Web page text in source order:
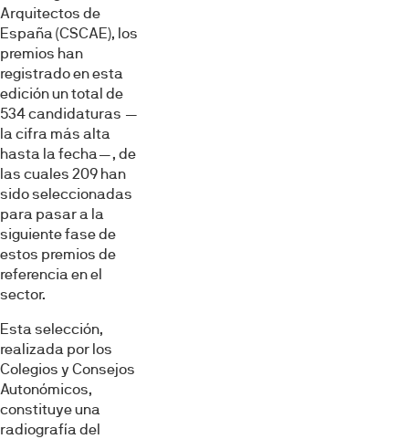
Arquitectos de
España (CSCAE), los
premios han
registrado en esta
edición un total de
534 candidaturas —
la cifra más alta
hasta la fecha—, de
las cuales 209 han
sido seleccionadas
para pasar a la
siguiente fase de
estos premios de
referencia en el
sector.
Esta selección,
realizada por los
Colegios y Consejos
Autonómicos,
constituye una
radiografía del